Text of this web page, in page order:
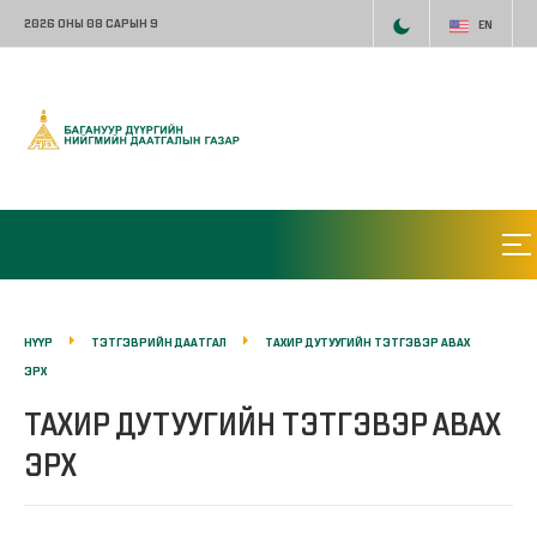
2026 ОНЫ 08 САРЫН 9 EN
НҮҮР ТЭТГЭВРИЙН ДААТГАЛ
ТАХИР ДУТУУГИЙН ТЭТГЭВЭР АВАХ
ЭРХ
ТАХИР ДУТУУГИЙН ТЭТГЭВЭР АВАХ
ЭРХ